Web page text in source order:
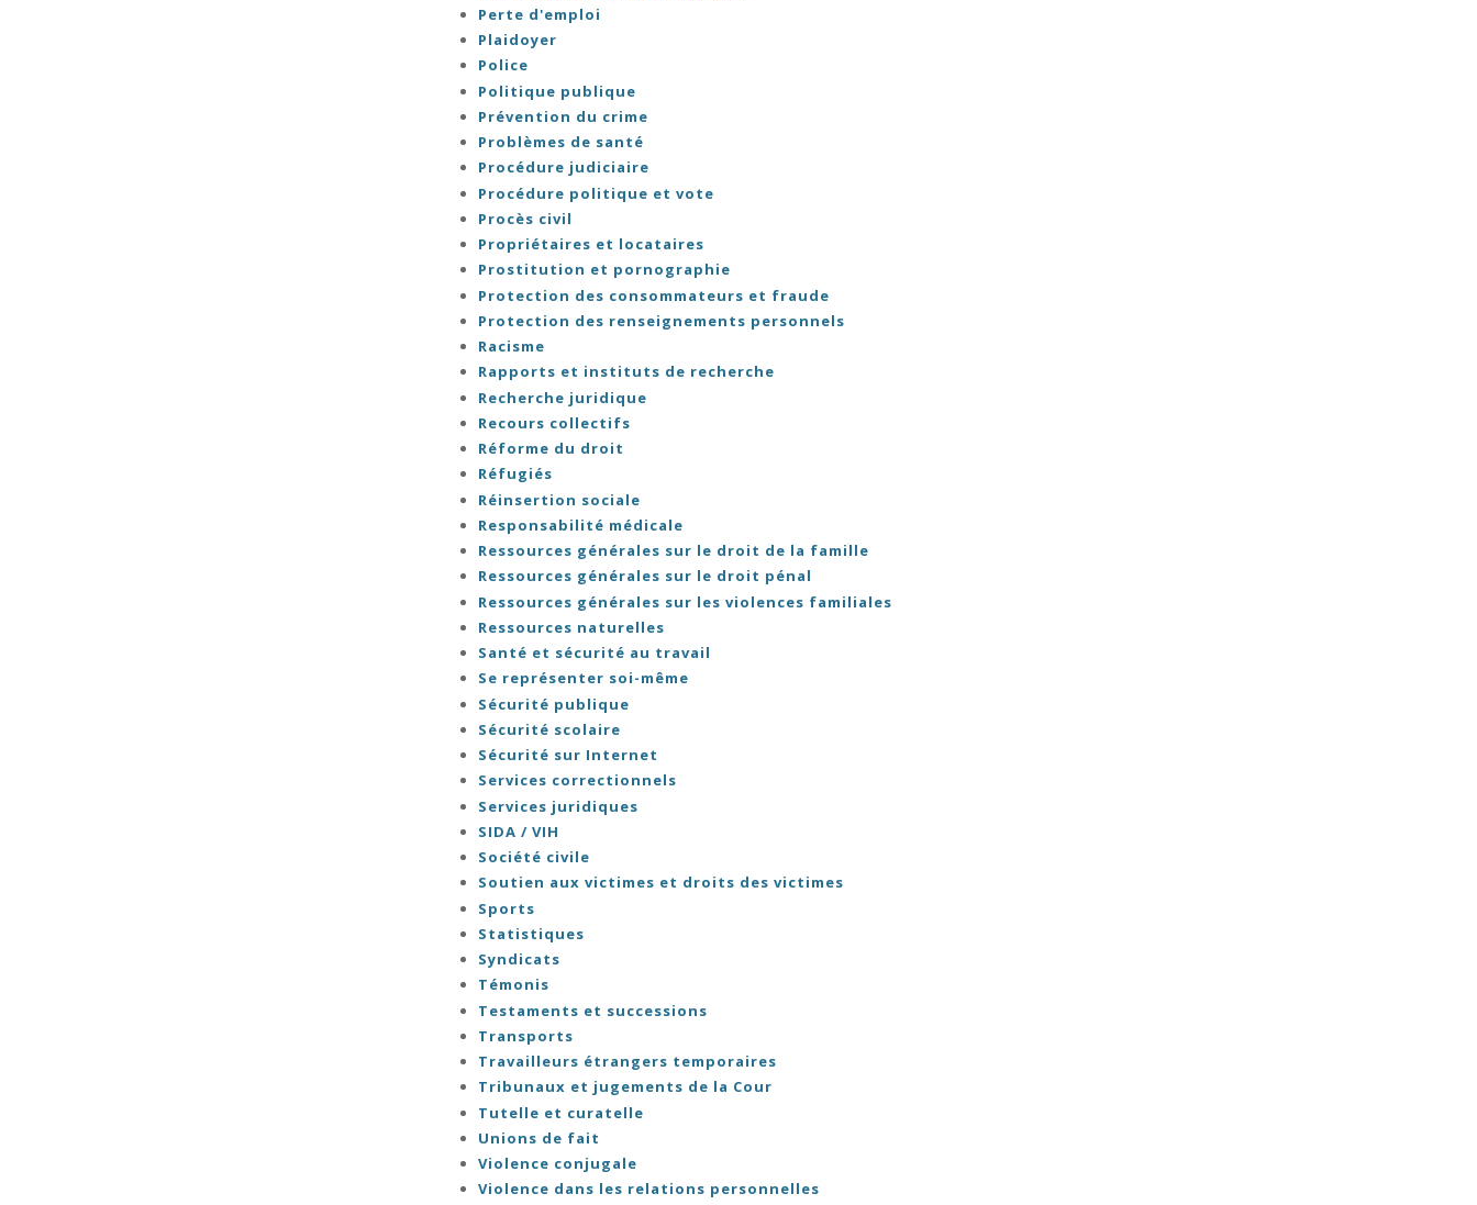
Perte d'emploi
Plaidoyer
Police
Politique publique
Prévention du crime
Problèmes de santé
Procédure judiciaire
Procédure politique et vote
Procès civil
Propriétaires et locataires
Prostitution et pornographie
Protection des consommateurs et fraude
Protection des renseignements personnels
Racisme
Rapports et instituts de recherche
Recherche juridique
Recours collectifs
Réforme du droit
Réfugiés
Réinsertion sociale
Responsabilité médicale
Ressources générales sur le droit de la famille
Ressources générales sur le droit pénal
Ressources générales sur les violences familiales
Ressources naturelles
Santé et sécurité au travail
Se représenter soi-même
Sécurité publique
Sécurité scolaire
Sécurité sur Internet
Services correctionnels
Services juridiques
SIDA / VIH
Société civile
Soutien aux victimes et droits des victimes
Sports
Statistiques
Syndicats
Témonis
Testaments et successions
Transports
Travailleurs étrangers temporaires
Tribunaux et jugements de la Cour
Tutelle et curatelle
Unions de fait
Violence conjugale
Violence dans les relations personnelles